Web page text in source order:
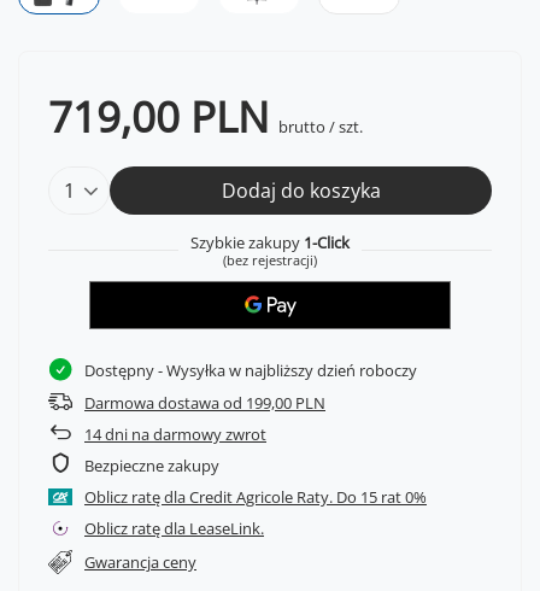
719,00 PLN brutto /szt.
Dodaj do koszyka
Szybkie zakupy 1-Click
(bez rejestracji)
Dostępny- Wysyłka w najbliższy dzień roboczy
Darmowa dostawa od 199,00 PLN
14dni na darmowy zwrot
Bezpieczne zakupy
Oblicz ratę dla Credit Agricole Raty.
Oblicz ratę dla LeaseLink.
Gwarancja ceny